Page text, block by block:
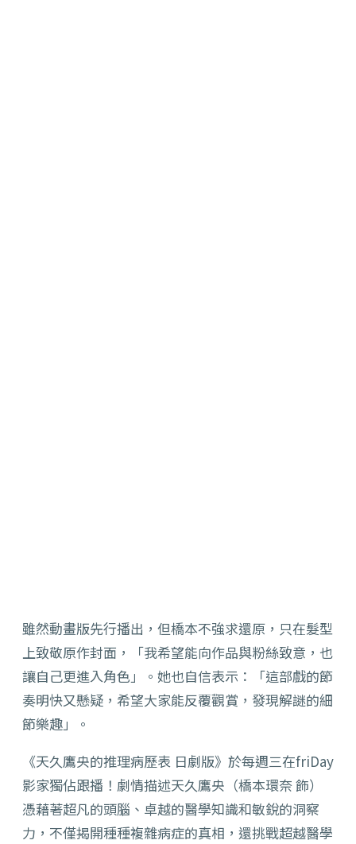
雖然動畫版先行播出，但橋本不強求還原， 只在髮型
上致敬原作封面，「我希望能向作品與粉絲致意， 也
讓自己更進入角色」。她也自信表示：「這部戲的節
奏明快又懸疑，希望大家能反覆觀賞， 發現解謎的細
節樂趣」。
《天久鷹央的推理病歷表 日劇版》於每週三在friDay
影家獨佔跟播！ 劇情描述天久鷹央（橋本環奈 飾）
憑藉著超凡的頭腦、卓越的醫學知識和敏銳的洞察
力， 不僅揭開種種複雜病症的真相，還挑戰超越醫學